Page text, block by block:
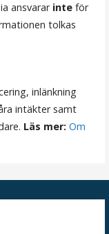
ansvarar inte för
tolkas
inlänkning
intäkter samt
Läs mer: Om